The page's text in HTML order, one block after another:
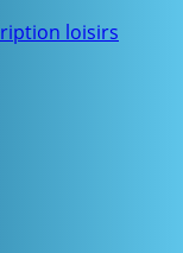
loisirs